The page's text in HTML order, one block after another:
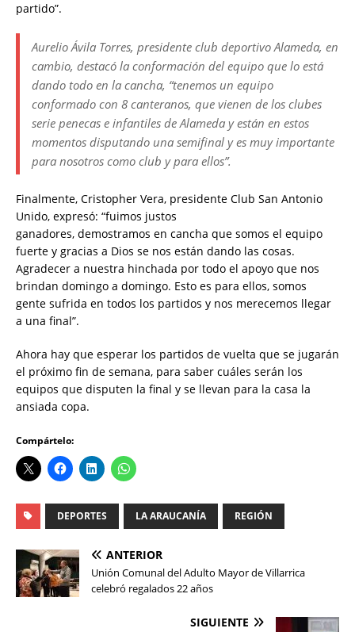
partido”.
Aurelio Ávila Torres, presidente club deportivo Alameda, en
cambio, destacó la conformación del equipo que lo está
dando todo en la cancha, “tenemos un equipo
conformado con 8 canteranos, que vienen de los clubes
serie penecas e infantiles de Alameda y están en estos
momentos disputando una semifinal y es muy importante
para nosotros como club y para ellos”.
Finalmente, Cristopher Vera, presidente Club San Antonio
Unido, expresó: “fuimos justos
ganadores, demostramos en cancha que somos el equipo
fuerte y gracias a Dios se nos están dando las cosas.
Agradecer a nuestra hinchada por todo el apoyo que nos
brindan domingo a domingo. Esto es para ellos, somos
gente sufrida en todos los partidos y nos merecemos llegar
a una final”.
Ahora hay que esperar los partidos de vuelta que se jugarán
el próximo fin de semana, para saber cuáles serán los
equipos que disputen la final y se llevan para la casa la
ansiada copa.
Compártelo:
DEPORTES LA ARAUCANÍA REGIÓN
ANTERIOR
Unión Comunal del Adulto Mayor de Villarrica
celebró regalados 22 años
SIGUIENTE